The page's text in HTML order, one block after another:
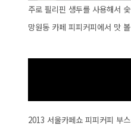
주로 필리핀 생두를 사용해서
망원동 카페 피피커피에서 맛
2013 서울카페쇼 피피커피 부